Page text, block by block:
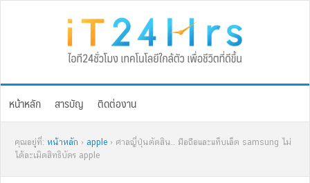
หน้าหลัก สารบัญ ติดต่องาน
คุณอยู่ที่: หน้าหลัก › apple › ศาลญี่ปุ่นตัดสิน.. มือถือและแท็บเล็ต samsung ไม่
ได้ละเมิดสิทธิบัตร apple